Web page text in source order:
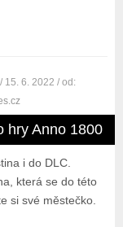
/ 15. 6. 2022 / od:
hry Anno 1800
i do DLC.
která se do této
si své městečko.